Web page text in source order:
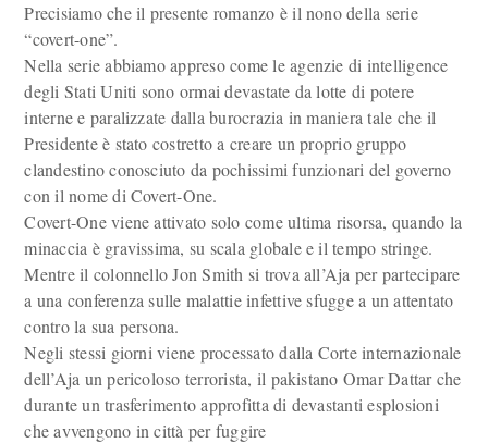
Precisiamo che il presente romanzo è il nono della serie
“covert-one”.
Nella serie abbiamo appreso come le agenzie di intelligence
degli Stati Uniti sono ormai devastate da lotte di potere
interne e paralizzate dalla burocrazia in maniera tale che il
Presidente è stato costretto a creare un proprio gruppo
clandestino conosciuto da pochissimi funzionari del governo
con il nome di Covert-One.
Covert-One viene attivato solo come ultima risorsa, quando la
minaccia è gravissima, su scala globale e il tempo stringe.
Mentre il colonnello Jon Smith si trova all’Aja per partecipare
a una conferenza sulle malattie infettive sfugge a un attentato
contro la sua persona.
Negli stessi giorni viene processato dalla Corte internazionale
dell’Aja un pericoloso terrorista, il pakistano Omar Dattar che
durante un trasferimento approfitta di devastanti esplosioni
che avvengono in città per fuggire